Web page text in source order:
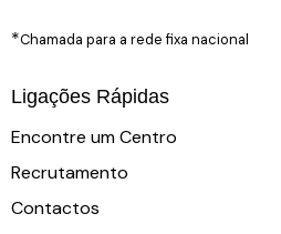
*Chamada para a rede fixa nacional
Ligações Rápidas
Encontre um Centro
Recrutamento
Contactos